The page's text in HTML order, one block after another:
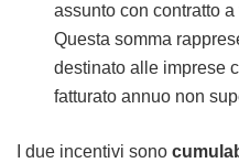
assunto con contratto a
Questa somma
destinato alle imprese
fatturato annuo non
I due incentivi sono